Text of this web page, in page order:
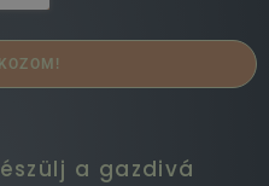
a gazdivá